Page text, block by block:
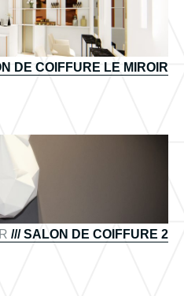
DE COIFFURE LE MIROIR
/// SALON DE COIFFURE 2